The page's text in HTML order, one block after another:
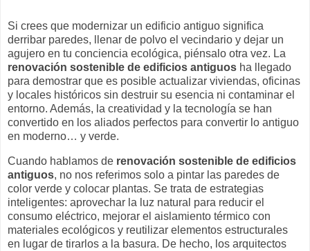
Si crees que modernizar un edificio antiguo significa
derribar paredes, llenar de polvo el vecindario y dejar un
agujero en tu conciencia ecológica, piénsalo otra vez. La
renovación sostenible de edificios antiguos ha llegado
para demostrar que es posible actualizar viviendas, oficinas
y locales históricos sin destruir su esencia ni contaminar el
entorno. Además, la creatividad y la tecnología se han
convertido en los aliados perfectos para convertir lo antiguo
en moderno… y verde.
Cuando hablamos de renovación sostenible de edificios
antiguos, no nos referimos solo a pintar las paredes de
color verde y colocar plantas. Se trata de estrategias
inteligentes: aprovechar la luz natural para reducir el
consumo eléctrico, mejorar el aislamiento térmico con
materiales ecológicos y reutilizar elementos estructurales
en lugar de tirarlos a la basura. De hecho, los arquitectos